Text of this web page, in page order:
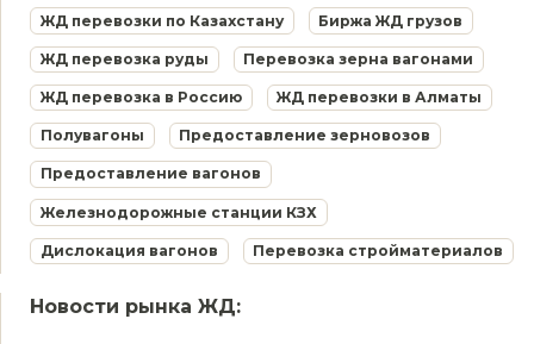
ЖД перевозки по Казахстану Биржа ЖД грузов
ЖД перевозка руды Перевозка зерна вагонами
ЖД перевозка в Россию ЖД перевозки в Алматы
Полувагоны Предоставление зерновозов
Предоставление вагонов
Железнодорожные станции КЗХ
Дислокация вагонов Перевозка стройматериалов
Новости рынка ЖД: